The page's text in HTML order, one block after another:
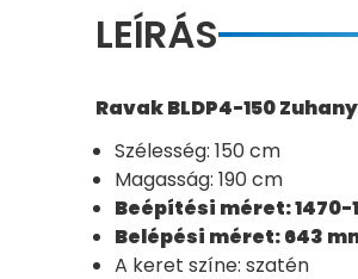
LEÍRÁS
Ravak BLDP4-150
Szélesség: 150 cm
Magasság: 190 cm
Beépítési méret: 1470-
Belépési méret: 643
A keret színe: szatén